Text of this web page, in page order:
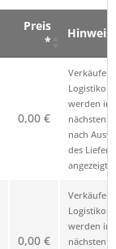
Preis
*
Hinweis
0,00 €
Verkäufer
werden im
nächsten
nach
des
angezeigt.
0,00 €
Verkäufer
werden im
nächsten